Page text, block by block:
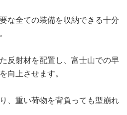
な全ての装備を収納できる十分
反射材を配置し、富士山での早
向上させます。
、重い荷物を背負っても型崩れ